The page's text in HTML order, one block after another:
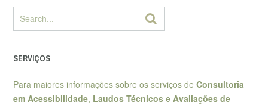
SERVIÇOS
Para maiores informações sobre os serviços de Consultoria
em Acessibilidade, Laudos Técnicos e Avaliações de